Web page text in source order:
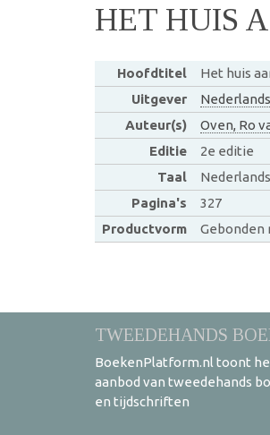
HET HUIS
Hoofdtitel
Het huis
Uitgever
Auteur(s)
Oven, Ro
Editie
2e editie
Taal
Nederlands
Pagina's
327
Productvorm
TWEEDEHANDS
BoekenPlatform.nl toont
aanbod van tweedehands
en tijdschriften